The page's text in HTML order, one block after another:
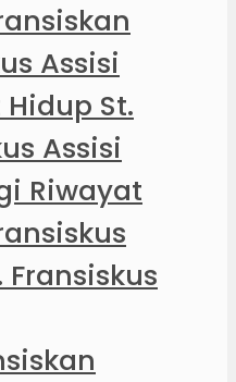
Assisi
St.
Assisi
Riwayat